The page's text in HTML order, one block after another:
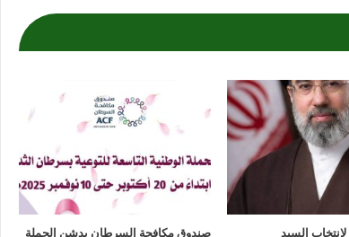
السيد صندوق مكافحة السرطان يدشن الحملة